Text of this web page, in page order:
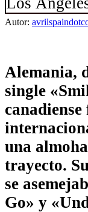
Autor:
Alemania,
single
una
trayecto.
se
Go» y